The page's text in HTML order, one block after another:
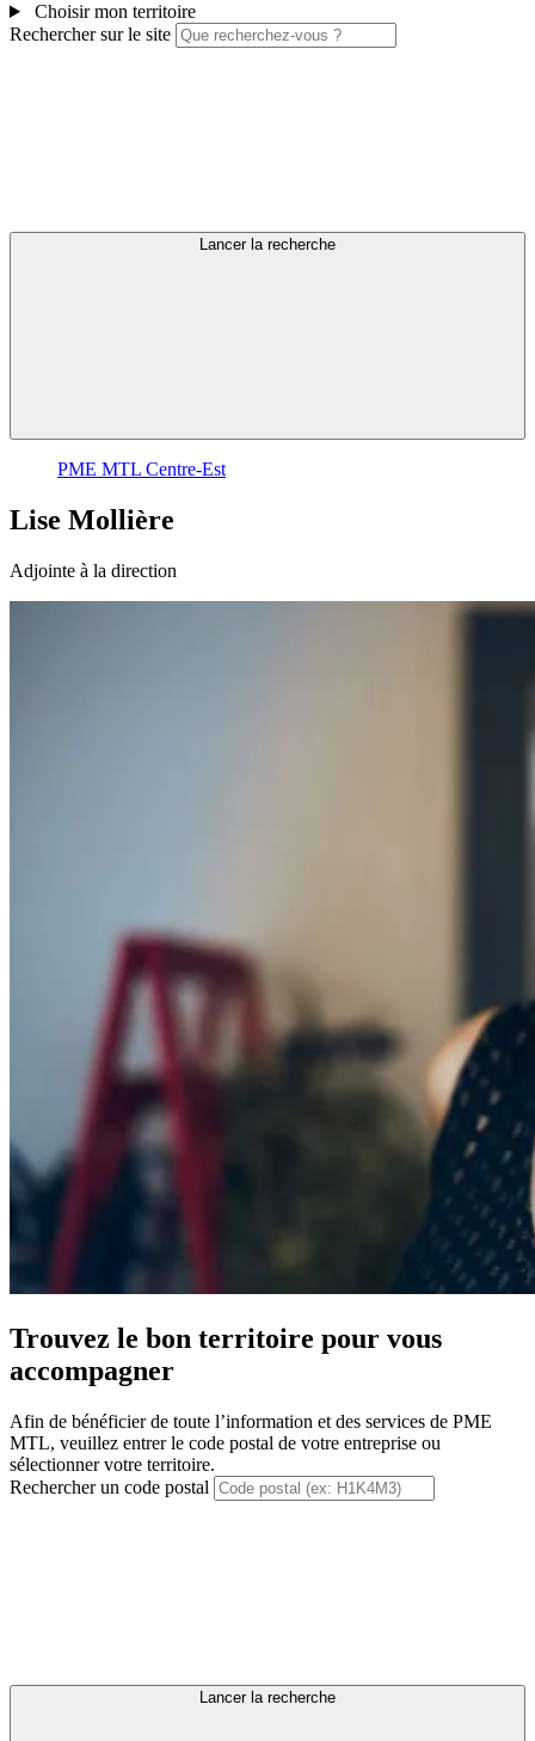
Choisir mon territoire
Rechercher sur le site
Lancer la recherche
PME MTL Centre-Est
Lise Mollière
Adjointe à la direction
Trouvez le bon territoire pour vous
accompagner
Afin de bénéficier de toute l’information et des services de PME
MTL, veuillez entrer le code postal de votre entreprise ou
sélectionner votre territoire.
Rechercher un code postal
Lancer la recherche